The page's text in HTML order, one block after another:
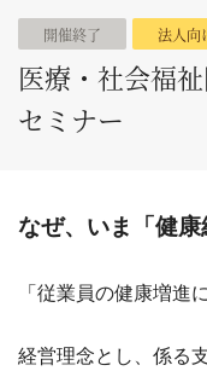
開催終了 法人向
医療・社会福
セミナー
なぜ、いま「健
「従業員の健康増進
経営理念とし、係る